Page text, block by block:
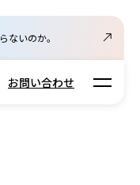
いのか。
お問い合わせ Open